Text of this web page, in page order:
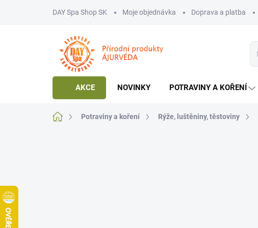
DAY Spa Shop SK Moje objednávka Doprava a platba
AKCE NOVINKY POTRAVINY A KOŘENÍ
Domů Potraviny a koření Rýže, luštěniny, těstoviny